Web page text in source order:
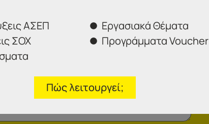
ΑΣΕΠ
ΣΟΧ
Εργασιακά Θέματα
Προγράμματα Voucher
Πώς λειτουργεί;